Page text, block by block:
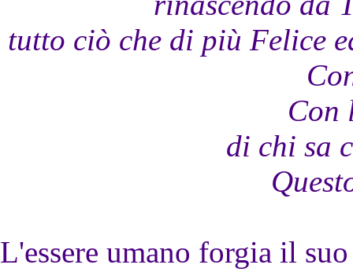
tutto ciò che di più Felice
Con
di chi sa
L'essere umano forgia il